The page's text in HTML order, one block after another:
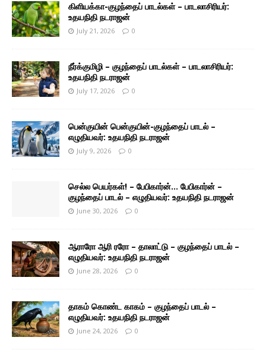
கிளியக்கா-குழந்தைப் பாடல்கள் – பாடலாசிரியர்:
உதயநிதி நடராஜன்
July 21, 2026 0
நீர்க்குமிழி – குழந்தைப் பாடல்கள் – பாடலாசிரியர்:
உதயநிதி நடராஜன்
July 17, 2026 0
பென்குயின் பென்குயின்-குழந்தைப் பாடல் –
எழுதியவர்: உதயநிதி நடராஜன்
July 9, 2026 0
செல்ல பெயர்கள்! – பேபிகார்ன்… பேபிகார்ன் –
குழந்தைப் பாடல் – எழுதியவர்: உதயநிதி நடராஜன்
June 30, 2026 0
ஆராரோ ஆரி ரரோ – தாலாட்டு – குழந்தைப் பாடல் –
எழுதியவர்: உதயநிதி நடராஜன்
June 28, 2026 0
தாகம் கொண்ட காகம் – குழந்தைப் பாடல் –
எழுதியவர்: உதயநிதி நடராஜன்
June 24, 2026 0